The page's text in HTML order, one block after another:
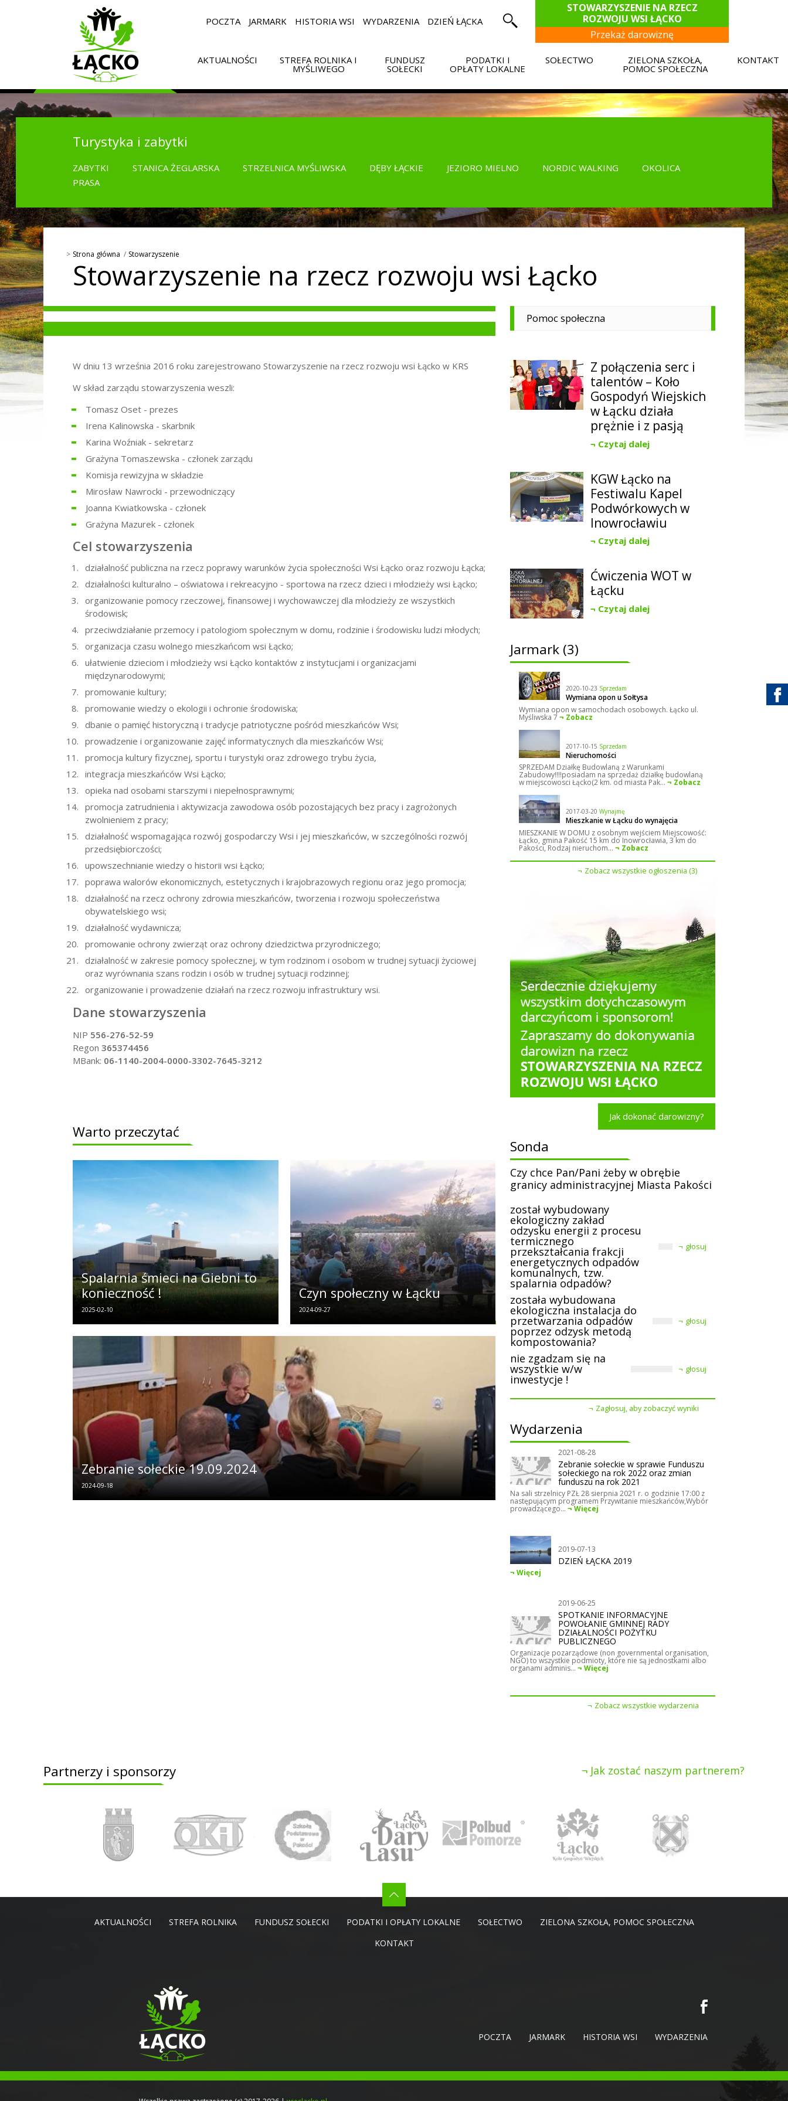
POCZTA JARMARK HISTORIA WSI WYDARZENIA DZIEŃ ŁĄCKA
STOWARZYSZENIE NA RZECZ
ROZWOJU WSI ŁĄCKO
Przekaż darowiznę
AKTUALNOŚCI STREFA ROLNIKA I
MYŚLIWEGO
FUNDUSZ
SOŁECKI
PODATKI I
OPŁATY LOKALNE
SOŁECTWO ZIELONA SZKOŁA,
POMOC SPOŁECZNA
KONTAKT
Turystyka i zabytki
ZABYTKI STANICA ŻEGLARSKA STRZELNICA MYŚLIWSKA DĘBY ŁĄCKIE JEZIORO MIELNO NORDIC WALKING
OKOLICA
PRASA
Strona główna Stowarzyszenie
Stowarzyszenie na rzecz rozwoju wsi Łącko
W dniu 13 września 2016 roku zarejestrowano Stowarzyszenie na rzecz rozwoju wsi Łącko w KRS
W skład zarządu stowarzyszenia weszli:
Tomasz Oset - prezes
Irena Kalinowska - skarbnik
Karina Woźniak - sekretarz
Grażyna Tomaszewska - członek zarządu
Komisja rewizyjna w składzie
Mirosław Nawrocki - przewodniczący
Joanna Kwiatkowska - członek
Grażyna Mazurek - członek
Cel stowarzyszenia
działalność publiczna na rzecz poprawy warunków życia społeczności Wsi Łącko oraz rozwoju Łącka;
działalności kulturalno – oświatowa i rekreacyjno - sportowa na rzecz dzieci i młodzieży wsi Łącko;
organizowanie pomocy rzeczowej, finansowej i wychowawczej dla młodzieży ze wszystkich
środowisk;
przeciwdziałanie przemocy i patologiom społecznym w domu, rodzinie i środowisku ludzi młodych;
organizacja czasu wolnego mieszkańcom wsi Łącko;
ułatwienie dzieciom i młodzieży wsi Łącko kontaktów z instytucjami i organizacjami
międzynarodowymi;
promowanie kultury;
promowanie wiedzy o ekologii i ochronie środowiska;
dbanie o pamięć historyczną i tradycje patriotyczne pośród mieszkańców Wsi;
prowadzenie i organizowanie zajęć informatycznych dla mieszkańców Wsi;
promocja kultury fizycznej, sportu i turystyki oraz zdrowego trybu życia,
integracja mieszkańców Wsi Łącko;
opieka nad osobami starszymi i niepełnosprawnymi;
promocja zatrudnienia i aktywizacja zawodowa osób pozostających bez pracy i zagrożonych
zwolnieniem z pracy;
działalność wspomagająca rozwój gospodarczy Wsi i jej mieszkańców, w szczególności rozwój
przedsiębiorczości;
upowszechnianie wiedzy o historii wsi Łącko;
poprawa walorów ekonomicznych, estetycznych i krajobrazowych regionu oraz jego promocja;
działalność na rzecz ochrony zdrowia mieszkańców, tworzenia i rozwoju społeczeństwa
obywatelskiego wsi;
działalność wydawnicza;
promowanie ochrony zwierząt oraz ochrony dziedzictwa przyrodniczego;
działalność w zakresie pomocy społecznej, w tym rodzinom i osobom w trudnej sytuacji życiowej
oraz wyrównania szans rodzin i osób w trudnej sytuacji rodzinnej;
organizowanie i prowadzenie działań na rzecz rozwoju infrastruktury wsi.
Dane stowarzyszenia
NIP 556-276-52-59
Regon 365374456
MBank: 06-1140-2004-0000-3302-7645-3212
Warto przeczytać
Spalarnia śmieci na Giebni to
konieczność !
2025-02-10
Czyn społeczny w Łącku
2024-09-27
Zebranie sołeckie 19.09.2024
2024-09-18
Pomoc społeczna
Z połączenia serc i
talentów – Koło
Gospodyń Wiejskich
w Łącku działa
prężnie i z pasją
Czytaj dalej
KGW Łącko na
Festiwalu Kapel
Podwórkowych w
Inowrocławiu
Czytaj dalej
Ćwiczenia WOT w
Łącku
Czytaj dalej
Jarmark (3)
2020-10-23 Sprzedam
Wymiana opon u Sołtysa
Wymiana opon w samochodach osobowych. Łącko ul.
Myśliwska 7 Zobacz
2017-10-15 Sprzedam
Nieruchomości
SPRZEDAM Działkę Budowlaną z Warunkami
Zabudowy!!!!posiadam na sprzedaż działkę budowlaną
w miejscowosci Łącko(2 km. od miasta Pak... Zobacz
2017-03-20 Wynajmę
Mieszkanie w Łącku do wynajęcia
MIESZKANIE W DOMU z osobnym wejściem Miejscowość:
Łącko, gmina Pakość 15 km do Inowrocławia, 3 km do
Pakości, Rodzaj nieruchom... Zobacz
Zobacz wszystkie ogłoszenia (3)
Jak dokonać darowizny?
Sonda
Czy chce Pan/Pani żeby w obrębie
granicy administracyjnej Miasta Pakości
został wybudowany
ekologiczny zakład
odzysku energii z procesu
termicznego
przekształcania frakcji
energetycznych odpadów
komunalnych, tzw.
spalarnia odpadów?
głosuj
została wybudowana
ekologiczna instalacja do
przetwarzania odpadów
poprzez odzysk metodą
kompostowania?
głosuj
nie zgadzam się na
wszystkie w/w
inwestycje !
głosuj
Zagłosuj, aby zobaczyć wyniki
Wydarzenia
2021-08-28
Zebranie sołeckie w sprawie Funduszu
sołeckiego na rok 2022 oraz zmian
funduszu na rok 2021
Na sali strzelnicy PZŁ 28 sierpnia 2021 r. o godzinie 17:00 z
następującym programem Przywitanie mieszkańców,Wybór
prowadzącego... Więcej
2019-07-13
DZIEŃ ŁĄCKA 2019
Więcej
2019-06-25
SPOTKANIE INFORMACYJNE
POWOŁANIE GMINNEJ RADY
DZIAŁALNOŚCI POŻYTKU
PUBLICZNEGO
Organizacje pozarządowe (non governmental organisation,
NGO) to wszystkie podmioty, które nie są jednostkami albo
organami adminis... Więcej
Zobacz wszystkie wydarzenia
Partnerzy i sponsorzy Jak zostać naszym partnerem?
AKTUALNOŚCI STREFA ROLNIKA FUNDUSZ SOŁECKI PODATKI I OPŁATY LOKALNE SOŁECTWO
ZIELONA SZKOŁA, POMOC SPOŁECZNA
KONTAKT
POCZTA JARMARK HISTORIA WSI WYDARZENIA